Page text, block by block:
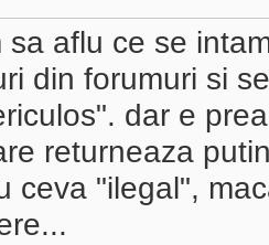
sa aflu ce se
din forumuri si
dar e
returneaza
ceva "ilegal",